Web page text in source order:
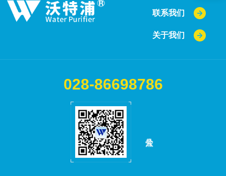
联系我们
关于我们
028-86698786